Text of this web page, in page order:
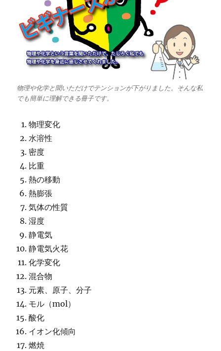
物理や化学と聞いただけでテンションが下がりました。そんな私
でも簡単に理解できる冊子です。
物理変化
水溶性
密度
比重
熱の移動
熱膨張
気体の性質
湿度
静電気
静電気火花
化学変化
混合物
元素、原子、分子
モル（mol）
酸化
イオン化傾向
燃焼